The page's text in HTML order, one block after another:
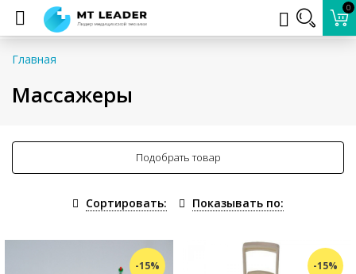
0
Главная
Массажеры
Подобрать товар
Сортировать: Показывать по:
-15% -15%